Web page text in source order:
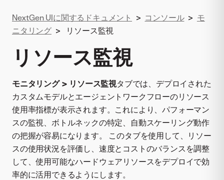
NextGen UIに関するドキュメント > コンソール > モ
ニタリング > リソース監視
リソース監視
モニタリング > リソース監視タブでは、デプロイされた
カスタムモデルとエージェントワークフローのリソース
使用率指標が表示されます。これにより、パフォーマン
スの監視、ボトルネックの特定、自動スケーリング動作
の把握が容易になります。 このタブを使用して、リソー
スの使用状況を評価し、速度とコストのバランスを調整
して、使用可能なハードウェアリソースをデプロイで効
率的に活用できるようにします。